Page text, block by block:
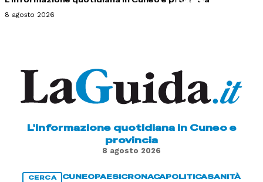
8 agosto 2026
L'informazione quotidiana in Cuneo e
provincia
8 agosto 2026
CERCA CUNEOPAESICRONACAPOLITICASANITÀ